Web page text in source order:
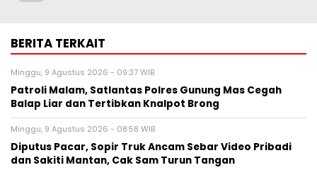
BERITA TERKAIT
Minggu, 9 Agustus 2026 - 09:37 WIB
Patroli Malam, Satlantas Polres Gunung Mas Cegah
Balap Liar dan Tertibkan Knalpot Brong
Minggu, 9 Agustus 2026 - 08:58 WIB
Diputus Pacar, Sopir Truk Ancam Sebar Video Pribadi
dan Sakiti Mantan, Cak Sam Turun Tangan